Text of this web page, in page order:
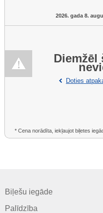
2026. gada 8.
Diemžēl
Doties
* Cena norādīta, iekļaujot biļetes
Biļešu iegāde
Palīdzība